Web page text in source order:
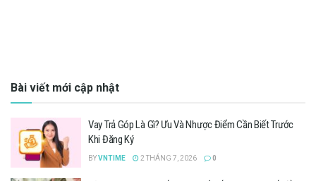
Bài viết mới cập nhật
Vay Trả Góp Là Gì? Ưu Và Nhược Điểm Cần Biết Trước
Khi Đăng Ký
BYVNTIME 2 THÁNG 7, 2026 0